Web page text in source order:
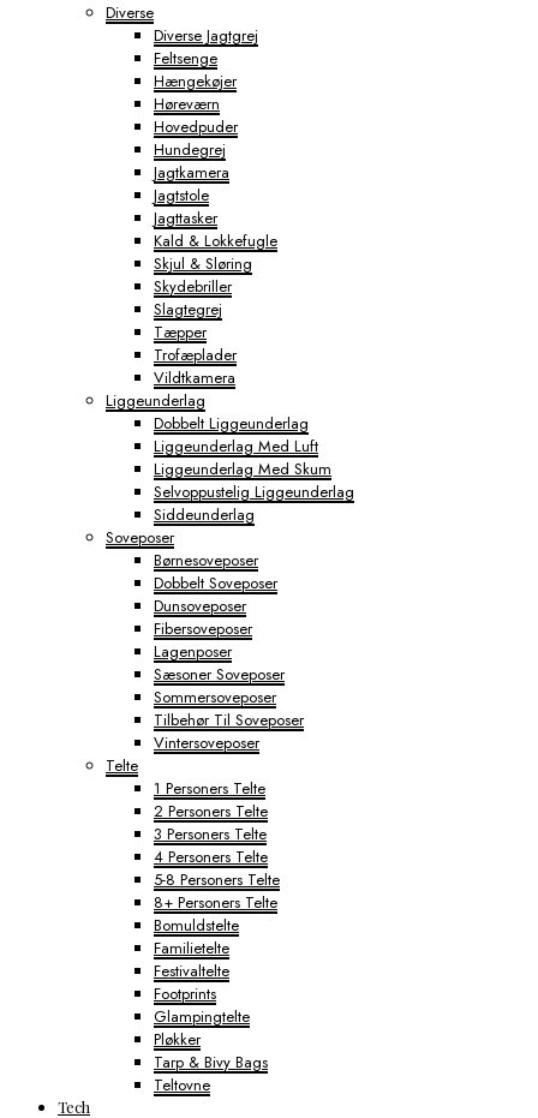
Diverse
Diverse Jagtgrej
Feltsenge
Hængekøjer
Høreværn
Hovedpuder
Hundegrej
Jagtkamera
Jagtstole
Jagttasker
Kald & Lokkefugle
Skjul & Sløring
Skydebriller
Slagtegrej
Tæpper
Trofæplader
Vildtkamera
Liggeunderlag
Dobbelt Liggeunderlag
Liggeunderlag Med Luft
Liggeunderlag Med Skum
Selvoppustelig Liggeunderlag
Siddeunderlag
Soveposer
Børnesoveposer
Dobbelt Soveposer
Dunsoveposer
Fibersoveposer
Lagenposer
Sæsoner Soveposer
Sommersoveposer
Tilbehør Til Soveposer
Vintersoveposer
Telte
1 Personers Telte
2 Personers Telte
3 Personers Telte
4 Personers Telte
5-8 Personers Telte
8+ Personers Telte
Bomuldstelte
Familietelte
Festivaltelte
Footprints
Glampingtelte
Pløkker
Tarp & Bivy Bags
Teltovne
Tech